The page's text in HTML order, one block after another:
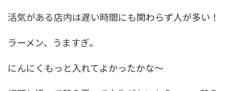
活気がある店内は遅い時間にも関わらず人が多い！
ラーメン、うますぎ。
にんにくもっと入れてよかったかな～